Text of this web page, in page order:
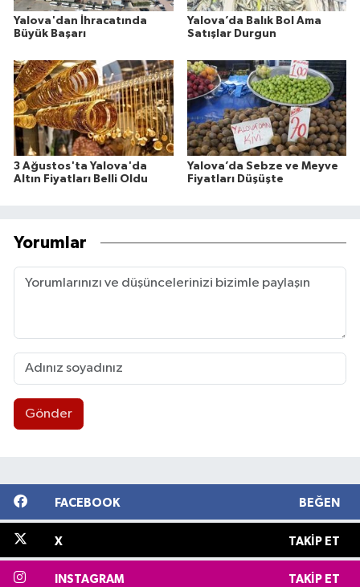
Yalova'dan İhracatında
Büyük Başarı
Yalova’da Balık Bol Ama
Satışlar Durgun
3 Ağustos'ta Yalova'da
Altın Fiyatları Belli Oldu
Yalova’da Sebze ve Meyve
Fiyatları Düşüşte
Yorumlar
Gönder
FACEBOOK BEĞEN
X TAKIP ET
INSTAGRAM TAKIP ET